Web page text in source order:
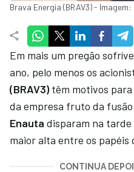
Brava Energia (BRAV3) -
Em mais um pregão
ano, pelo menos os
(BRAV3) têm motivos
da empresa fruto da
Enauta disparam na
maior alta entre os papéis
CONTINUA